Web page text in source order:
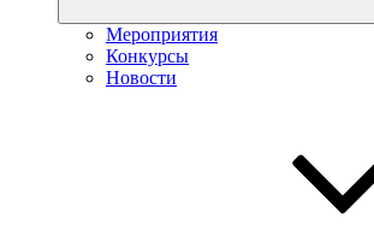
Мероприятия
Конкурсы
Новости